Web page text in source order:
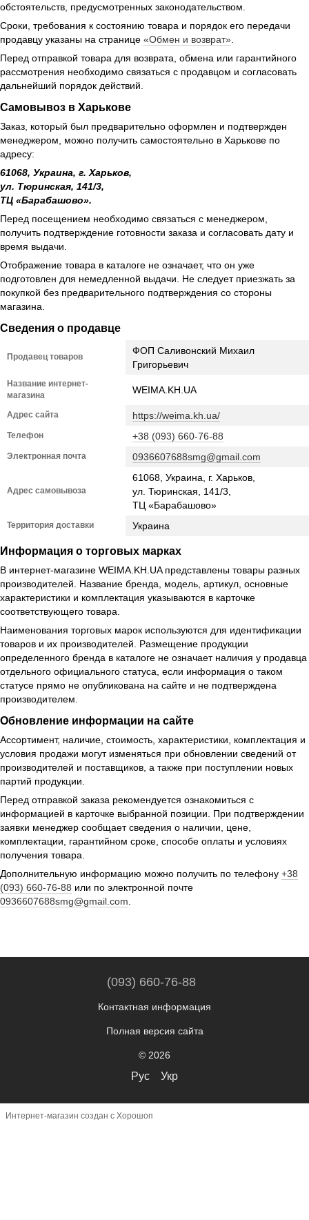
обстоятельств, предусмотренных законодательством.
Сроки, требования к состоянию товара и порядок его передачи
продавцу указаны на странице «Обмен и возврат».
Перед отправкой товара для возврата, обмена или гарантийного
рассмотрения необходимо связаться с продавцом и согласовать
дальнейший порядок действий.
Самовывоз в Харькове
Заказ, который был предварительно оформлен и подтвержден
менеджером, можно получить самостоятельно в Харькове по
адресу:
61068, Украина, г. Харьков,
ул. Тюринская, 141/3,
ТЦ «Барабашово».
Перед посещением необходимо связаться с менеджером,
получить подтверждение готовности заказа и согласовать дату и
время выдачи.
Отображение товара в каталоге не означает, что он уже
подготовлен для немедленной выдачи. Не следует приезжать за
покупкой без предварительного подтверждения со стороны
магазина.
Сведения о продавце
Продавец товаров
ФОП Саливонский Михаил
Григорьевич
Название интернет-
магазина
WEIMA.KH.UA
Адрес сайта https://weima.kh.ua/
Телефон +38 (093) 660-76-88
Электронная почта 0936607688smg@gmail.com
Адрес самовывоза
61068, Украина, г. Харьков,
ул. Тюринская, 141/3,
ТЦ «Барабашово»
Территория доставки Украина
Информация о торговых марках
В интернет-магазине WEIMA.KH.UA представлены товары разных
производителей. Название бренда, модель, артикул, основные
характеристики и комплектация указываются в карточке
соответствующего товара.
Наименования торговых марок используются для идентификации
товаров и их производителей. Размещение продукции
определенного бренда в каталоге не означает наличия у продавца
отдельного официального статуса, если информация о таком
статусе прямо не опубликована на сайте и не подтверждена
производителем.
Обновление информации на сайте
Ассортимент, наличие, стоимость, характеристики, комплектация и
условия продажи могут изменяться при обновлении сведений от
производителей и поставщиков, а также при поступлении новых
партий продукции.
Перед отправкой заказа рекомендуется ознакомиться с
информацией в карточке выбранной позиции. При подтверждении
заявки менеджер сообщает сведения о наличии, цене,
комплектации, гарантийном сроке, способе оплаты и условиях
получения товара.
Дополнительную информацию можно получить по телефону +38
(093) 660-76-88 или по электронной почте
0936607688smg@gmail.com
(093) 660-76-88
Контактная информация
Полная версия сайта
© 2026
Рус Укр
Интернет-магазин создан с Хорошоп